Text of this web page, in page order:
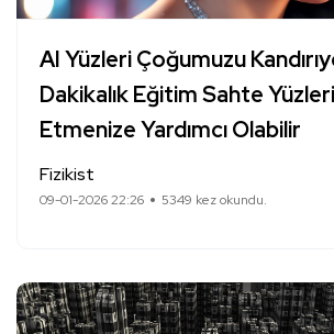
AI Yüzleri Çoğumuzu
Dakikalık Eğitim Sahte
Etmenize Yardımcı Olabilir
Fizikist
09-01-2026 22:26 5349 kez okundu.